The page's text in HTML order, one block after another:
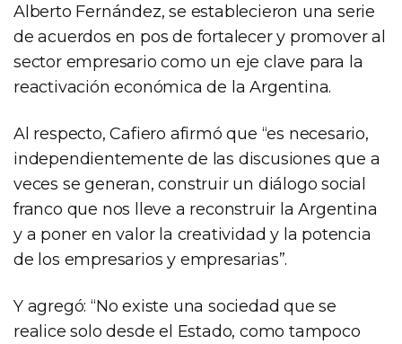
Alberto Fernández, se establecieron una serie
de acuerdos en pos de fortalecer y promover al
sector empresario como un eje clave para la
reactivación económica de la Argentina.
Al respecto, Cafiero afirmó que “es necesario,
independientemente de las discusiones que a
veces se generan, construir un diálogo social
franco que nos lleve a reconstruir la Argentina
y a poner en valor la creatividad y la potencia
de los empresarios y empresarias”.
Y agregó: “No existe una sociedad que se
realice solo desde el Estado, como tampoco